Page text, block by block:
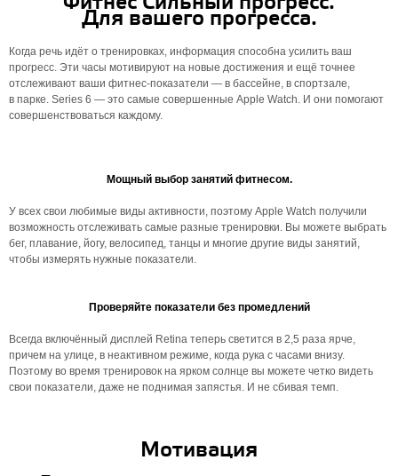
Для вашего прогресса.
Когда речь идёт о тренировках, информация способна усилить ваш
прогресс. Эти часы мотивируют на новые достижения и ещё точнее
отслеживают ваши фитнес‑показатели — в бассейне, в спортзале,
в парке. Series 6 — это самые совершенные Apple Watch. И они помогают
совершенствоваться каждому.
Мощный выбор занятий фитнесом.
У всех свои любимые виды активности, поэтому Apple Watch получили
возможность отслеживать самые разные тренировки. Вы можете выбрать
бег, плавание, йогу, велосипед, танцы и многие другие виды занятий,
чтобы измерять нужные показатели.
Проверяйте показатели без промедлений
Всегда включённый дисплей Retina теперь светится в 2,5 раза ярче,
причем на улице, в неактивном режиме, когда рука с часами внизу.
Поэтому во время тренировок на ярком солнце вы можете четко видеть
свои показатели, даже не поднимая запястья. И не сбивая темп.
Мотивация